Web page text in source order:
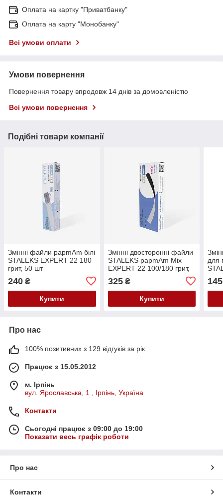
Оплата на картку "Приватбанку"
Оплата на карту "Монобанку"
Всі умови оплати
Умови повернення
Повернення товару впродовж 14 днів за домовленістю
Всі умови повернення
Подібні товари компанії
Змінні файли papmAm білі
STALEKS EXPERT 22 180
грит, 50 шт
240 ₴
Купити
Змінні двосторонні файли
STALEKS papmAm Mix
EXPERT 22 100/180 грит,
325₴
Купити
для
145
Про нас
100% позитивних з 129 відгуків за рік
Працює з 15.05.2012
м. Ірпінь
вул. Ярославська, 1 , Ірпінь, Україна
Контакти
Сьогодні працює з 09:00 до 19:00
Показати весь графік роботи
Про нас
Контакти